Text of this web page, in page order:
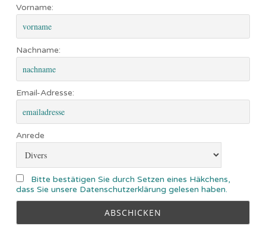
Vorname:
Nachname:
Email-Adresse:
Anrede
Bitte bestätigen Sie durch Setzen eines Häkchens,
dass Sie unsere Datenschutzerklärung gelesen haben.